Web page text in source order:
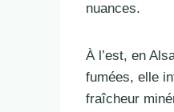
nuances.
À l’est, en
fumées, elle
fraîcheur